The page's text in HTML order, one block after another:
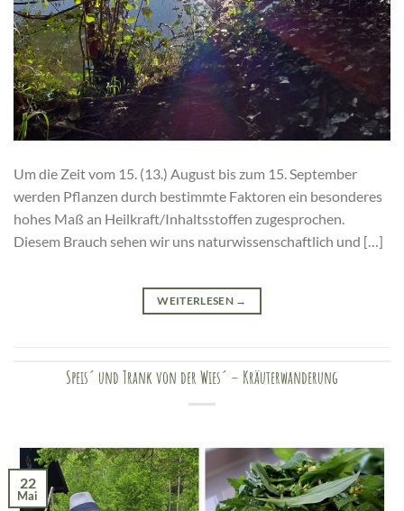
Um die Zeit vom 15. (13.) August bis zum 15. September
werden Pflanzen durch bestimmte Faktoren ein besonderes
hohes Maß an Heilkraft/Inhaltsstoffen zugesprochen.
Diesem Brauch sehen wir uns naturwissenschaftlich und […]
WEITERLESEN →
Speis´ und Trank von der Wies´ – Kräuterwanderung
22
Mai